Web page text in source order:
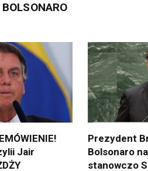
BOLSONARO
Jair
Prezydent
Bolsonaro
stanowczo